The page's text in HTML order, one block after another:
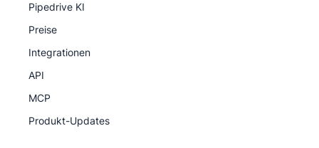
Pipedrive KI
Preise
Integrationen
API
MCP
Produkt-Updates